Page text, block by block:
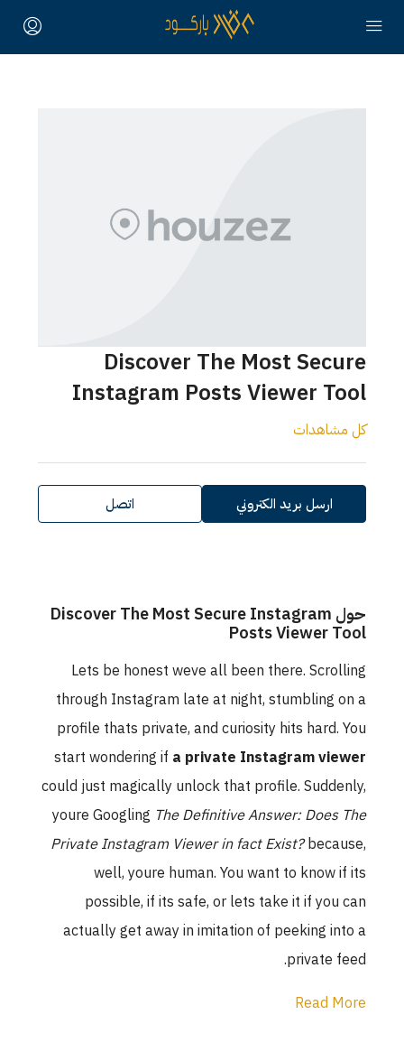
Discover The Most Secure
Instagram Posts Viewer Tool
كل مشاهدات
ارسل بريد الكتروني اتصل
حول Discover The Most Secure Instagram
Posts Viewer Tool
Lets be honest weve all been there. Scrolling
through Instagram late at night, stumbling on a
profile thats private, and curiosity hits hard. You
start wondering ifa private Instagram viewer
could just magically unlock that profile. Suddenly,
youre GooglingThe Definitive Answer: Does The
Private Instagram Viewer in fact Exist?because,
well, youre human. You want to know if its
possible, if its safe, or lets take it if you can
actually get away in imitation of peeking into a
private feed.
Read More